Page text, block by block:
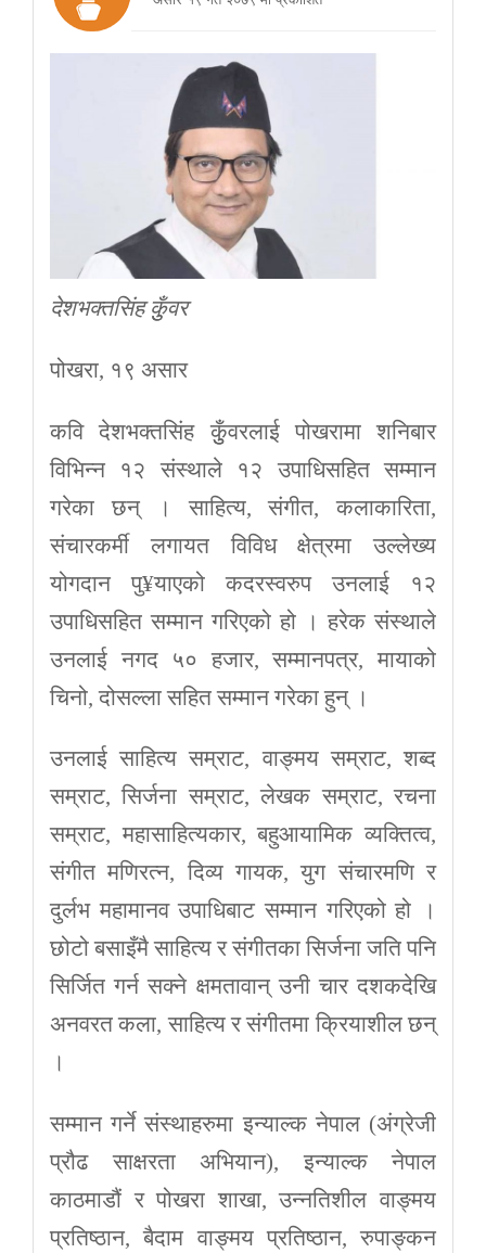
देशभक्तसिंह कुुँवर
पोखरा, १९ असार
कवि देशभक्तसिंह कुुँवरलाई पोखरामा शनिबार
विभिन्न १२ संस्थाले १२ उपाधिसहित सम्मान
गरेका छन् । साहित्य, संगीत, कलाकारिता,
संचारकर्मी लगायत विविध क्षेत्रमा उल्लेख्य
योगदान पु¥याएको कदरस्वरुप उनलाई १२
उपाधिसहित सम्मान गरिएको हो । हरेक संस्थाले
उनलाई नगद ५० हजार, सम्मानपत्र, मायाको
चिनो, दोसल्ला सहित सम्मान गरेका हुन् ।
उनलाई साहित्य सम्राट, वाङ्मय सम्राट, शब्द
सम्राट, सिर्जना सम्राट, लेखक सम्राट, रचना
सम्राट, महासाहित्यकार, बहुआयामिक व्यक्तित्व,
संगीत मणिरत्न, दिव्य गायक, युग संचारमणि र
दुर्लभ महामानव उपाधिबाट सम्मान गरिएको हो ।
छोटो बसाइँमै साहित्य र संगीतका सिर्जना जति पनि
सिर्जित गर्न सक्ने क्षमतावान् उनी चार दशकदेखि
अनवरत कला, साहित्य र संगीतमा क्रियाशील छन्
।
सम्मान गर्ने संस्थाहरुमा इन्याल्क नेपाल (अंग्रेजी
प्रौढ साक्षरता अभियान), इन्याल्क नेपाल
काठमाडौं र पोखरा शाखा, उन्नतिशील वाङ्मय
प्रतिष्ठान, बैदाम वाङ्मय प्रतिष्ठान, रुपाङ्कन